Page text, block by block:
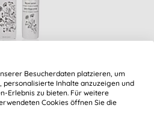
Essential
Repair
Reparierende
75ml
Besucherdaten platzieren, um
personalisierte Inhalte anzuzeigen und
Erlebnis zu bieten. Für weitere
Cookies öffnen Sie die